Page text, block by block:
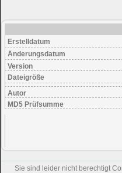
Erstelldatum
Änderungsdatum
Version
Dateigröße
Autor
MD5 Prüfsumme
Sie sind leider nicht berechtigt